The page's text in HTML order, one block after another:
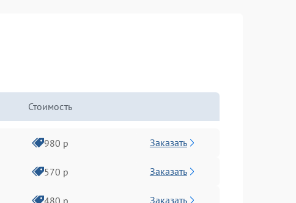
Стоимость
980 р Заказать
570 р Заказать
480 р Заказать